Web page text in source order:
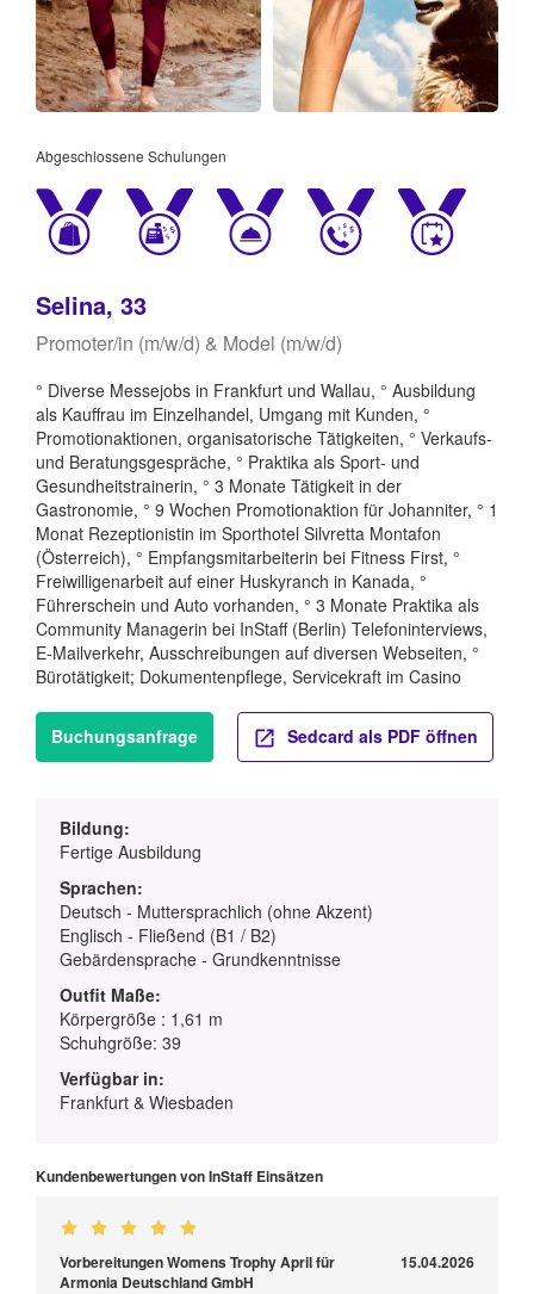
Abgeschlossene Schulungen
Selina, 33
Promoter/in (m/w/d) & Model (m/w/d)
° Diverse Messejobs in Frankfurt und Wallau, ° Ausbildung
als Kauffrau im Einzelhandel, Umgang mit Kunden, °
Promotionaktionen, organisatorische Tätigkeiten, ° Verkaufs-
und Beratungsgespräche, ° Praktika als Sport- und
Gesundheitstrainerin, ° 3 Monate Tätigkeit in der
Gastronomie, ° 9 Wochen Promotionaktion für Johanniter, ° 1
Monat Rezeptionistin im Sporthotel Silvretta Montafon
(Österreich), ° Empfangsmitarbeiterin bei Fitness First, °
Freiwilligenarbeit auf einer Huskyranch in Kanada, °
Führerschein und Auto vorhanden, ° 3 Monate Praktika als
Community Managerin bei InStaff (Berlin) Telefoninterviews,
E-Mailverkehr, Ausschreibungen auf diversen Webseiten, °
Bürotätigkeit; Dokumentenpflege, Servicekraft im Casino
Buchungsanfrage Sedcard als PDF öffnen
Bildung:
Fertige Ausbildung
Sprachen:
Deutsch - Muttersprachlich (ohne Akzent)
Englisch - Fließend (B1 / B2)
Gebärdensprache - Grundkenntnisse
Outfit Maße:
Körpergröße : 1,61 m
Schuhgröße: 39
Verfügbar in:
Frankfurt & Wiesbaden
Kundenbewertungen von InStaff Einsätzen
Vorbereitungen Womens Trophy April für
Armonia Deutschland GmbH
15.04.2026